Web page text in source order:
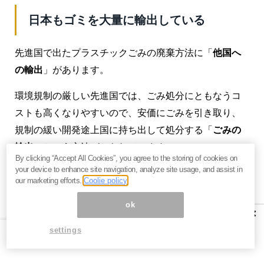
日本もゴミを大量に輸出している
先進国で出たプラスチックごみの廃棄方法に「 他国へ
の輸出 」があります。
環境規制の厳しい先進国では、ごみ処分にともなうコ
ストも高くなりやすいので、安価にごみを引き取り、
規制の緩い開発途上国に持ち出して処分する「 ごみの
輸出」という方法がとられています。
リサイクルされず、輸出されたプラごみの多くは、そ
の他のごみと同じく、最終的に開発途上国で投棄され
ことになります。開発途上国の郊外や貧困層の多く
×
By clicking “Accept All Cookies”, you agree to the storing of cookies on
your device to enhance site navigation, analyze site usage, and assist in
our marketing efforts.Coolie policy
ok
settings